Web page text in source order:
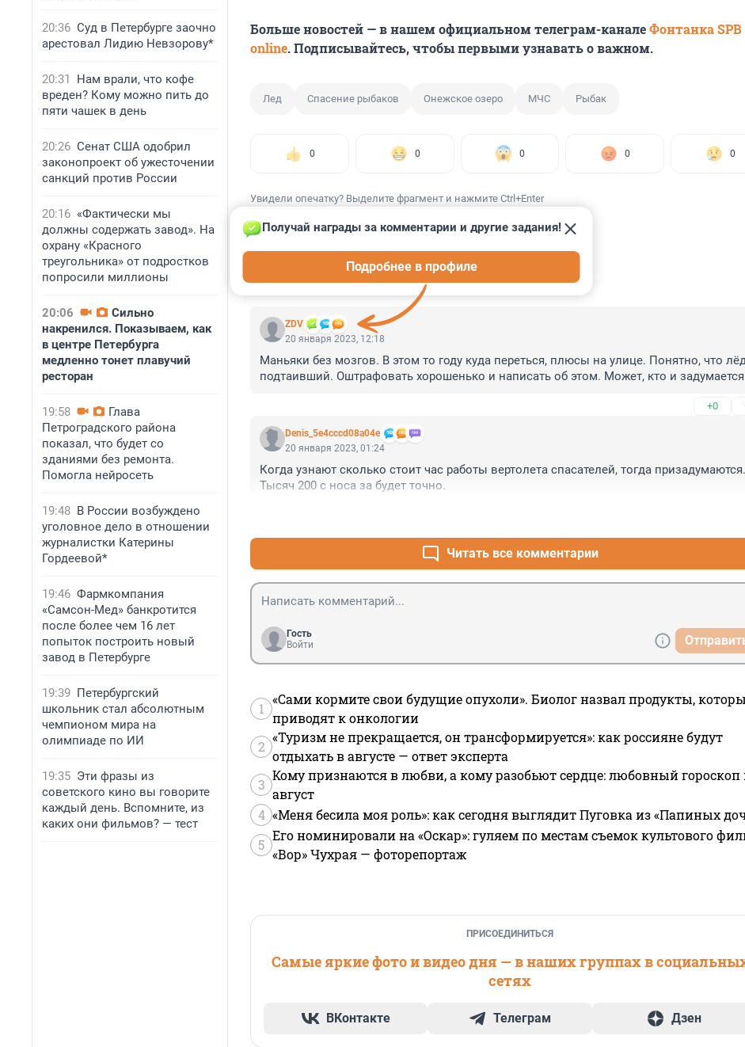
20:36 Суд в Петербурге заочно
арестовал Лидию Невзорову*
20:31
Нам врали, что кофе
вреден? Кому можно пить до
пяти чашек в день
20:26 Сенат США одобрил
законопроект об ужесточении
санкций против России
20:16 «Фактически мы
должны содержать завод». На
охрану «Красного
треугольника» от подростков
попросили миллионы
20:06
Сильно
накренился. Показываем, как
в центре Петербурга
медленно тонет плавучий
ресторан
19:58
Глава
Петроградского района
показал, что будет со
зданиями без ремонта.
Помогла нейросеть
19:48 В России возбуждено
уголовное дело в отношении
журналистки Катерины
Гордеевой*
19:46 Фармкомпания
«Самсон-Мед» банкротится
после более чем 16 лет
попыток построить новый
завод в Петербурге
19:39 Петербургский
школьник стал абсолютным
чемпионом мира на
олимпиаде по ИИ
19:35 Эти фразы из
советского кино вы говорите
каждый день. Вспомните, из
каких они фильмов? — тест
Больше новостей — в нашем официальном телеграм-каналеФонтанка SPB
online. Подписывайтесь, чтобы первыми узнавать о важном.
Лед Спасение рыбаков Онежское озеро МЧС Рыбак
0 0 0 0 0
Увидели опечатку? Выделите фрагмент и нажмите Ctrl+Enter
КОММЕНТАРИИ 6
ZDV
Получай награды за комментарии и другие задания!
Подробнее в профиле
20 января 2023, 12:18
Маньяки без мозгов. В этом то году куда переться, плюсы на улице. Понятно, что
подтаивший. Оштрафовать хорошенько и написать об этом. Может, кто и
+0
Denis_5e4cccd08a04e
20 января 2023, 01:24
Когда узнают сколько стоит час работы вертолета спасателей, тогда призадумаются.
Тысяч 200 с носа за будет точно.
Читать все комментарии
Гость
Войти
1
«Сами кормите свои будущие опухоли». Биолог назвал продукты,
приводят к онкологии
2
«Туризм не прекращается, он трансформируется»: как россияне будут
отдыхать в августе — ответ эксперта
3
Кому признаются в любви, а кому разобьют сердце: любовный гороскоп
август
4 «Меня бесила моя роль»: как сегодня выглядит Пуговка из «Папиных
5
Его номинировали на «Оскар»: гуляем по местам съемок культового
«Вор» Чухрая — фоторепортаж
ПРИСОЕДИНИТЬСЯ
Самые яркие фото и видео дня — в наших группах в
сетях
ВКонтакте Телеграм Дзен